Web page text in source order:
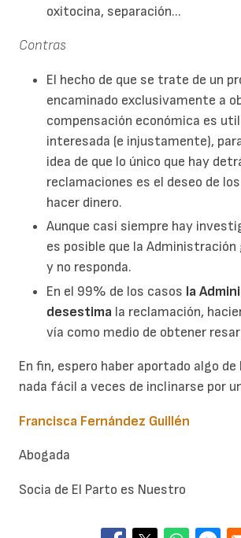
oxitocina, separación...
Contras
El hecho de que se trate de un
encaminado exclusivamente a
compensación económica es
interesada (e injustamente),
idea de que lo único que hay
reclamaciones es el deseo de
hacer dinero.
Aunque casi siempre hay
es posible que la Administración
y no responda.
En el 99% de los casos la
desestima la reclamación,
vía como medio de obtener
En fin, espero haber aportado algo
nada fácil a veces de inclinarse por
Francisca Fernández Guillén
Abogada
Socia de El Parto es Nuestro